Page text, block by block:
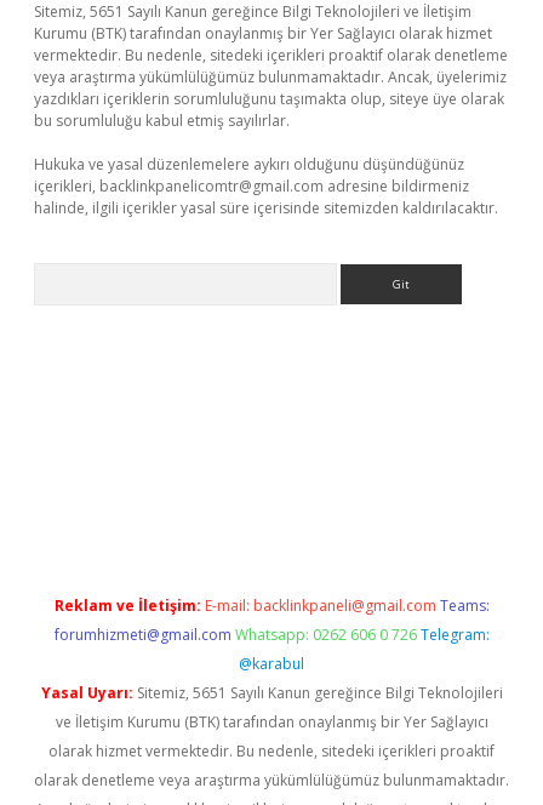
Sitemiz, 5651 Sayılı Kanun gereğince Bilgi Teknolojileri ve İletişim
Kurumu (BTK) tarafından onaylanmış bir Yer Sağlayıcı olarak hizmet
vermektedir. Bu nedenle, sitedeki içerikleri proaktif olarak denetleme
veya araştırma yükümlülüğümüz bulunmamaktadır. Ancak, üyelerimiz
yazdıkları içeriklerin sorumluluğunu taşımakta olup, siteye üye olarak
bu sorumluluğu kabul etmiş sayılırlar.
Hukuka ve yasal düzenlemelere aykırı olduğunu düşündüğünüz
içerikleri, backlinkpanelicomtr@gmail.com adresine bildirmeniz
halinde, ilgili içerikler yasal süre içerisinde sitemizden kaldırılacaktır.
Reklam ve İletişim: E-mail: backlinkpaneli@gmail.com Teams:
forumhizmeti@gmail.com Whatsapp: 0262 606 0 726 Telegram:
@karabul
Yasal Uyarı: Sitemiz, 5651 Sayılı Kanun gereğince Bilgi Teknolojileri
ve İletişim Kurumu (BTK) tarafından onaylanmış bir Yer Sağlayıcı
olarak hizmet vermektedir. Bu nedenle, sitedeki içerikleri proaktif
olarak denetleme veya araştırma yükümlülüğümüz bulunmamaktadır.